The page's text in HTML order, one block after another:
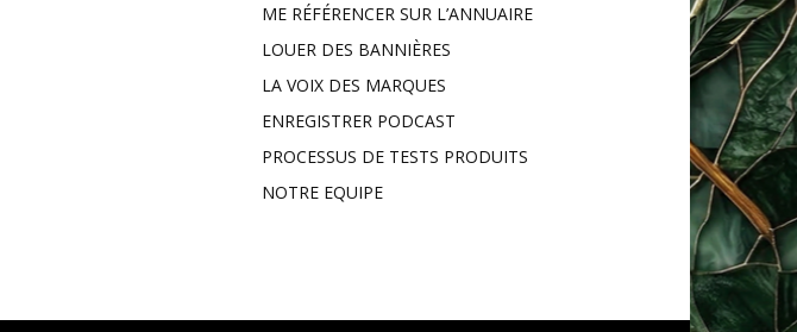
ME RÉFÉRENCER SUR L’ANNUAIRE
LOUER DES BANNIÈRES
LA VOIX DES MARQUES
ENREGISTRER PODCAST
PROCESSUS DE TESTS PRODUITS
NOTRE EQUIPE